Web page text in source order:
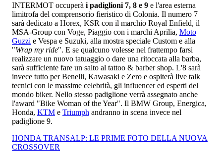
INTERMOT occuperà i padiglioni 7, 8 e 9 e l'area esterna
limitrofa del comprensorio fieristico di Colonia. Il numero 7
sarà dedicato a Horex, KSR con il marchio Royal Enfield, il
MSA-Group con Voge, Piaggio con i marchi Aprilia, Moto
Guzzi e Vespa e Suzuki, alla mostra speciale Custom e alla
"Wrap my ride". E se qualcuno volesse nel frattempo farsi
realizzare un nuovo tatuaggio o dare una ritoccata alla barba,
sarà sufficiente fare un salto al tattoo & barber shop. L'8 sarà
invece tutto per Benelli, Kawasaki e Zero e ospiterà live talk
tecnici con le massime celebrità, gli influencer ed esperti del
mondo biker. Nello stesso padiglione verrà assegnato anche
l'award "Bike Woman of the Year". Il BMW Group, Energica,
Honda, KTM e Triumph andranno in scena invece nel
padiglione 9.
HONDA TRANSALP: LE PRIME FOTO DELLA NUOVA
CROSSOVER